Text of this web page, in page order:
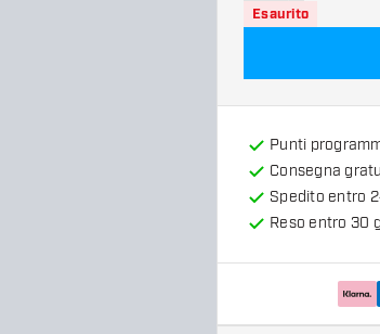
Esaurito
Punti
Consegna
Spedito entro
Reso entro 30